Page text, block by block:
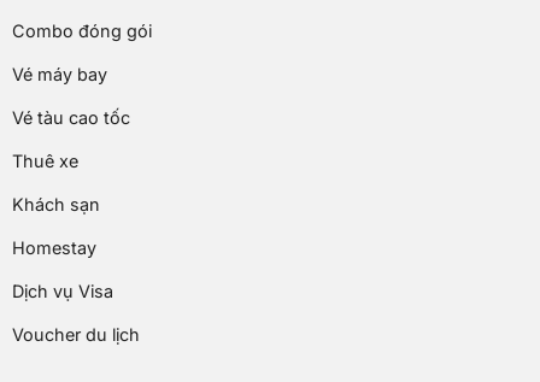
Combo đóng gói
Vé máy bay
Vé tàu cao tốc
Thuê xe
Khách sạn
Homestay
Dịch vụ Visa
Voucher du lịch